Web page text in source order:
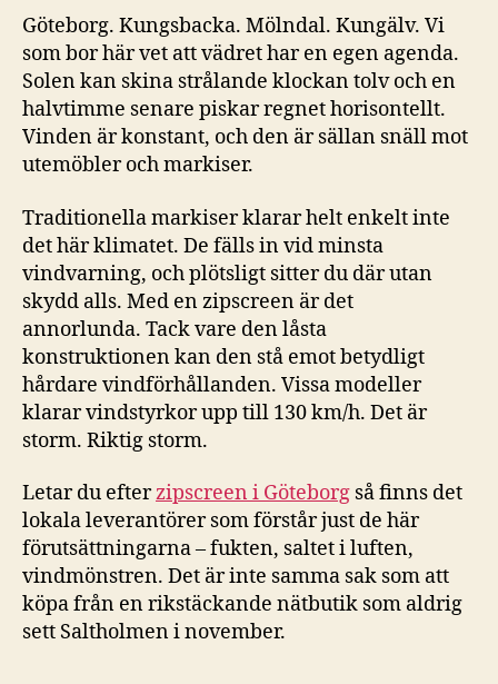
Göteborg. Kungsbacka. Mölndal. Kungälv. Vi
som bor här vet att vädret har en egen agenda.
Solen kan skina strålande klockan tolv och en
halvtimme senare piskar regnet horisontellt.
Vinden är konstant, och den är sällan snäll mot
utemöbler och markiser.
Traditionella markiser klarar helt enkelt inte
det här klimatet. De fälls in vid minsta
vindvarning, och plötsligt sitter du där utan
skydd alls. Med en zipscreen är det
annorlunda. Tack vare den låsta
konstruktionen kan den stå emot betydligt
hårdare vindförhållanden. Vissa modeller
klarar vindstyrkor upp till 130 km/h. Det är
storm. Riktig storm.
Letar du efterzipscreen i Göteborg så finns det
lokala leverantörer som förstår just de här
förutsättningarna – fukten, saltet i luften,
vindmönstren. Det är inte samma sak som att
köpa från en rikstäckande nätbutik som aldrig
sett Saltholmen i november.